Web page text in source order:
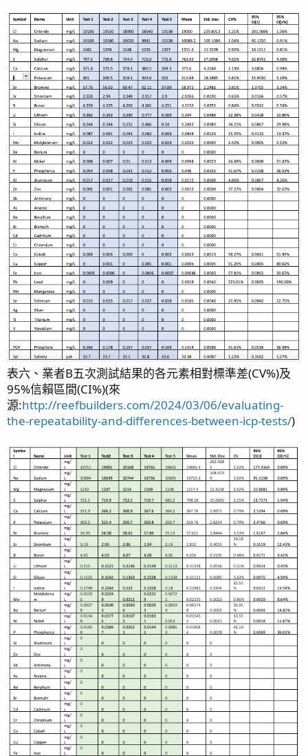
表六、業者B五次測試結果的各元素相對標準差(CV%)及
95%信賴區間(CI%)(來
源:http://reefbuilders.com/2024/03/06/evaluating-
the-repeatability-and-differences-between-icp-tests/)